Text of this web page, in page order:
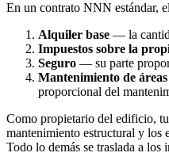
En un contrato NNN estándar,
Alquiler base — la
Impuestos sobre la
Seguro — su parte
Mantenimiento de
proporcional del
Como propietario del edificio,
mantenimiento estructural y los
Todo lo demás se traslada a los